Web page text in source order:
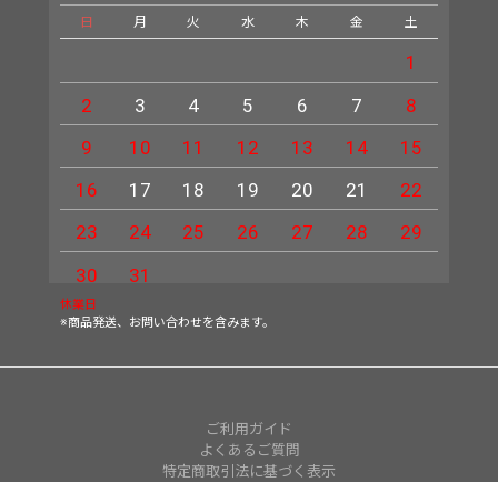
日 月 火 水 木 金 土
1
2
3 4 5 6 7
8
9
10 11 12 13 14
15
16
17 18 19 20 21
22
23
24 25 26 27 28
29
30
31
休業日
※商品発送、お問い合わせを含みます。
ご利用ガイド
よくあるご質問
特定商取引法に基づく表示